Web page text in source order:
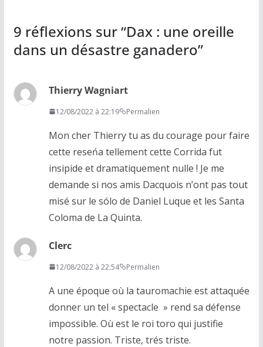
9 réflexions sur “Dax : une oreille
dans un désastre ganadero”
Thierry Wagniart
12/08/2022 à 22:19 Permalien
Mon cher Thierry tu as du courage pour faire
cette reseńa tellement cette Corrida fut
insipide et dramatiquement nulle ! Je me
demande si nos amis Dacquois n’ont pas tout
misé sur le sólo de Daniel Luque et les Santa
Coloma de La Quinta.
Clerc
12/08/2022 à 22:54 Permalien
A une époque où la tauromachie est attaquée
donner un tel « spectacle » rend sa défense
impossible. Où est le roi toro qui justifie
notre passion. Triste, trés triste.